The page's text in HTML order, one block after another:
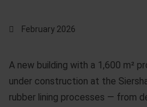
February 2026
A new building with a 1,600 m²
under construction at the
rubber lining processes — from